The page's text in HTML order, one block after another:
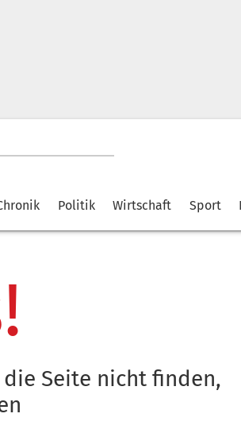
Politik Wirtschaft Sport
Seite nicht finden,